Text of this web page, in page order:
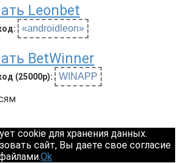
Leonbet
«androidleon»
BetWinner
(25000р): WINAPP
cookie для хранения данных.
сайт, Вы даете свое согласие
Ok